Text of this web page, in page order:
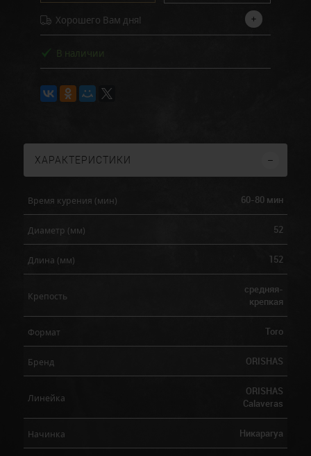
Хорошего Вам дня!
В наличии
ХАРАКТЕРИСТИКИ
Время курения (мин) 60-80 мин
Диаметр (мм) 52
Длина (мм) 152
Крепость
средняя-
крепкая
Формат Toro
Бренд ORISHAS
Линейка
ORISHAS
Calaveras
Начинка Никарагуа